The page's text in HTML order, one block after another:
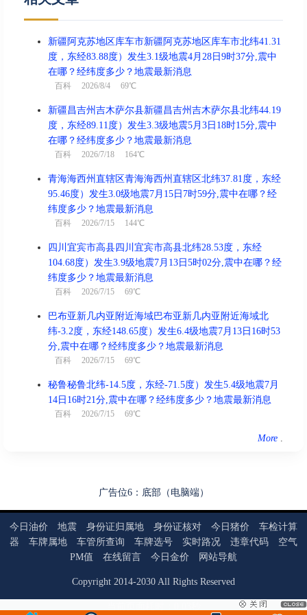
新疆阿克苏地区库车市新疆阿克苏地区库车市北纬41.31
度，东经83.88度）发生3.1级地震4月28日9时37分,震中
在哪？经纬度多少？地震最新消息
百科 2026/8/4 69℃
新疆昌吉州吉木萨尔县新疆昌吉州吉木萨尔县北纬44.19
度，东经89.11度）发生3.3级地震5月3日18时15分,震中
在哪？经纬度多少？地震最新消息
百科 2026/7/18 164℃
青海海西州直辖区青海海西州直辖区北纬37.81度，东经
95.46度）发生3.0级地震7月15日7时59分,震中在哪？经
纬度多少？地震最新消息
百科 2026/7/15 144℃
四川宜宾市高县四川宜宾市高县北纬28.53度，东经
104.68度）发生3.9级地震7月13日5时02分,震中在哪？经
纬度多少？地震最新消息
百科 2026/7/15 69℃
巴布亚新几内亚附近海域巴布亚新几内亚附近海域北
纬-3.2度，东经148.65度）发生6.4级地震7月13日16时53
分,震中在哪？经纬度多少？地震最新消息
百科 2026/7/15 69℃
秘鲁秘鲁北纬-14.5度，东经-71.5度）发生5.4级地震7月
14日16时21分,震中在哪？经纬度多少？地震最新消息
百科 2026/7/15 69℃
More
广告位6：底部（电脑端）
今日油价 地震 身份证归属地 身份证核对 今日猪价
车检计算
器
车牌属地 车管所查询 车牌选号 实时路况 违章代码
空气
PM值
在线留言 今日金价 网站导航
Copyright 2014-2030 All Rights Reserved